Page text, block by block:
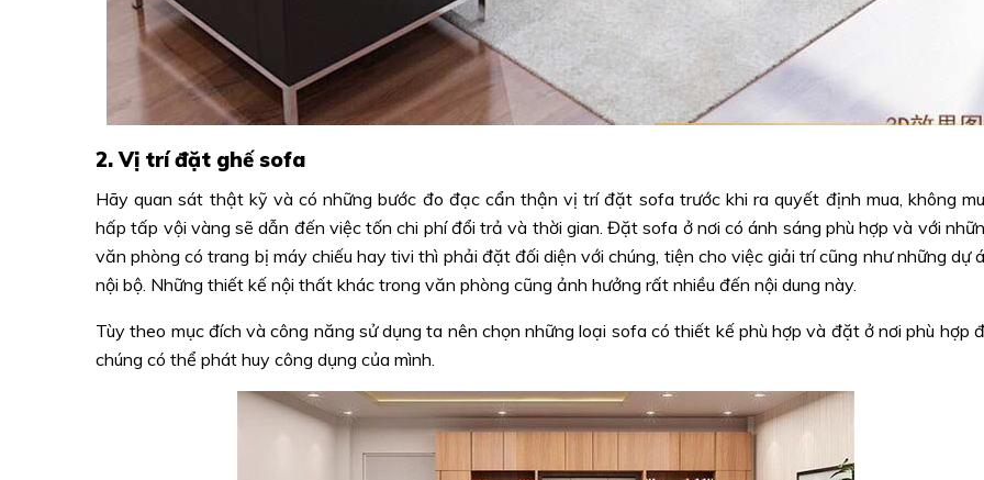
2. Vị trí đặt ghế sofa
Hãy quan sát thật kỹ và có những bước đo đạc cẩn thận vị trí đặt sofa trước khi ra quyết định mua, không
hấp tấp vội vàng sẽ dẫn đến việc tốn chi phí đổi trả và thời gian. Đặt sofa ở nơi có ánh sáng phù hợp và với
văn phòng có trang bị máy chiếu hay tivi thì phải đặt đối diện với chúng, tiện cho việc giải trí cũng như những dự
nội bộ. Những thiết kế nội thất khác trong văn phòng cũng ảnh hưởng rất nhiều đến nội dung này.
Tùy theo mục đích và công năng sử dụng ta nên chọn những loại sofa có thiết kế phù hợp và đặt ở nơi phù hợp
chúng có thể phát huy công dụng của mình.